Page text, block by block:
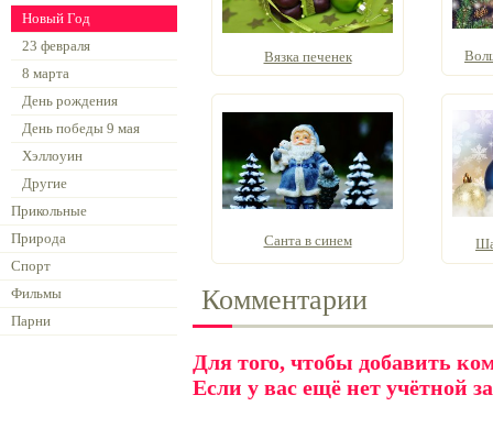
Новый Год
23 февраля
8 марта
День рождения
День победы 9 мая
Хэллоуин
Другие
Прикольные
Природа
Спорт
Фильмы
Парни
Вязка печенек
Санта в синем
Комментарии
Для того, чтобы добавить
Если у вас ещё нет учётной